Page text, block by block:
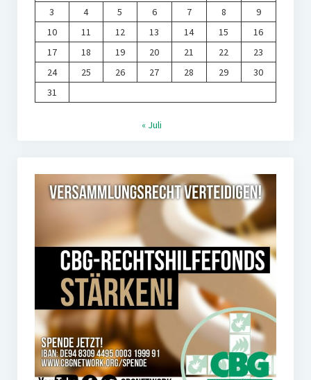
3
4 5 6 7 8
9
10
11 12 13 14 15
16
17
18 19 20 21 22
23
24
25 26 27 28 29
30
31
« Juli